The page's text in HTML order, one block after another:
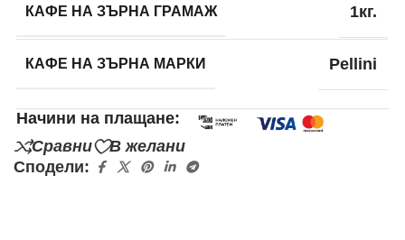
КАФЕ НА ЗЪРНА ГРАМАЖ 1кг.
КАФЕ НА ЗЪРНА МАРКИ Pellini
Начини на плащане:
Сравни
В желани
Сподели: